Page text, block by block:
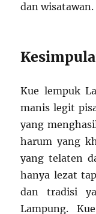
dan wisatawan.
Kue lempuk
manis legit
yang
harum yang
yang telaten
hanya lezat
dan tradisi
Lampung.